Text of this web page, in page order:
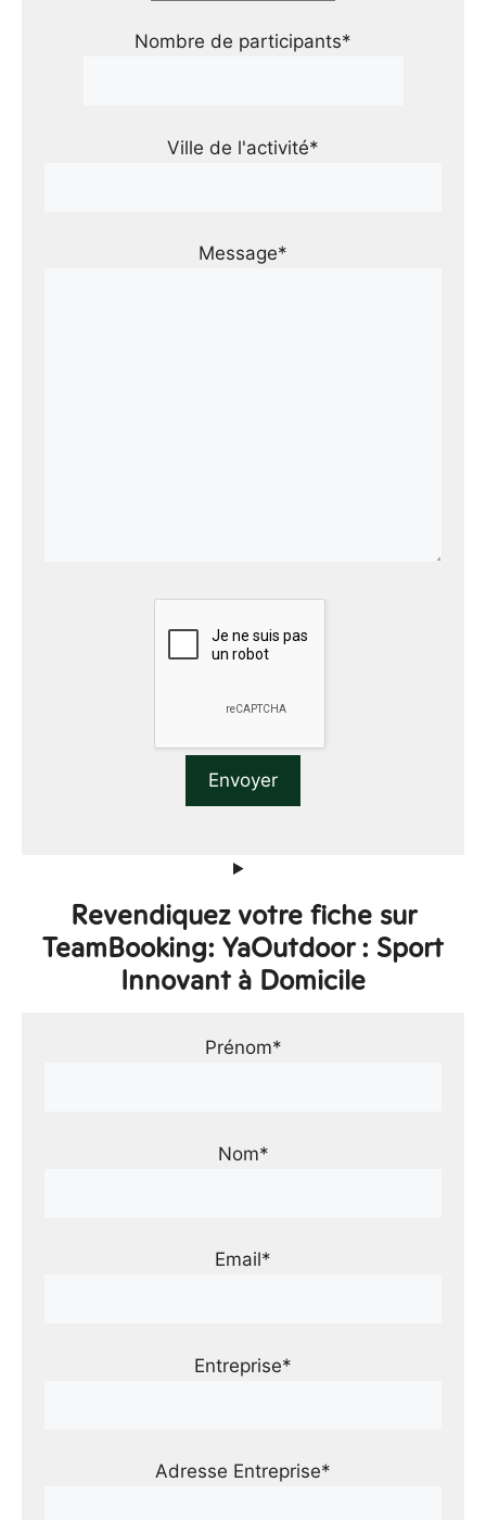
Nombre de participants*
Ville de l'activité*
Message*
Revendiquez votre fiche sur
TeamBooking: YaOutdoor : Sport
Innovant à Domicile
Prénom*
Nom*
Email*
Entreprise*
Adresse Entreprise*